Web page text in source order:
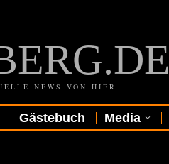
NEWS VON HIER
Gästebuch Media